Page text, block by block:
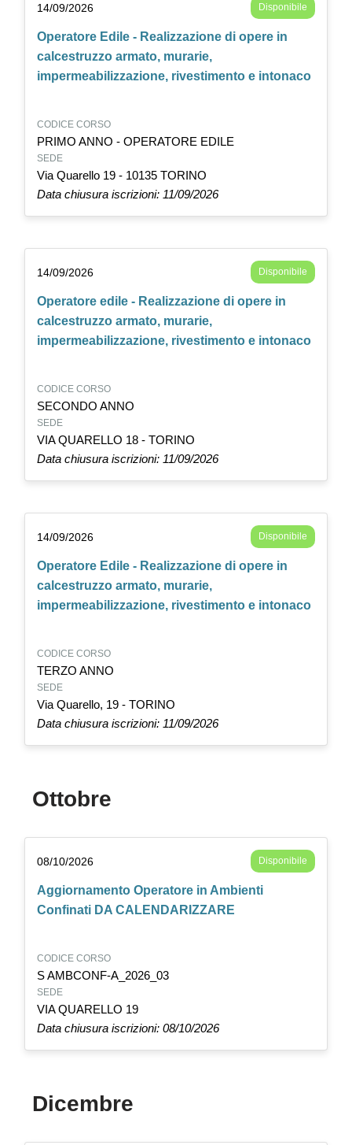
14/09/2026 Disponibile
Operatore Edile - Realizzazione di opere in
calcestruzzo armato, murarie,
impermeabilizzazione, rivestimento e intonaco
CODICE CORSO
PRIMO ANNO - OPERATORE EDILE
SEDE
Via Quarello 19 - 10135 TORINO
Data chiusura iscrizioni: 11/09/2026
14/09/2026 Disponibile
Operatore edile - Realizzazione di opere in
calcestruzzo armato, murarie,
impermeabilizzazione, rivestimento e intonaco
CODICE CORSO
SECONDO ANNO
SEDE
VIA QUARELLO 18 - TORINO
Data chiusura iscrizioni: 11/09/2026
14/09/2026 Disponibile
Operatore Edile - Realizzazione di opere in
calcestruzzo armato, murarie,
impermeabilizzazione, rivestimento e intonaco
CODICE CORSO
TERZO ANNO
SEDE
Via Quarello, 19 - TORINO
Data chiusura iscrizioni: 11/09/2026
Ottobre
08/10/2026 Disponibile
Aggiornamento Operatore in Ambienti
Confinati DA CALENDARIZZARE
CODICE CORSO
S AMBCONF-A_2026_03
SEDE
VIA QUARELLO 19
Data chiusura iscrizioni: 08/10/2026
Dicembre